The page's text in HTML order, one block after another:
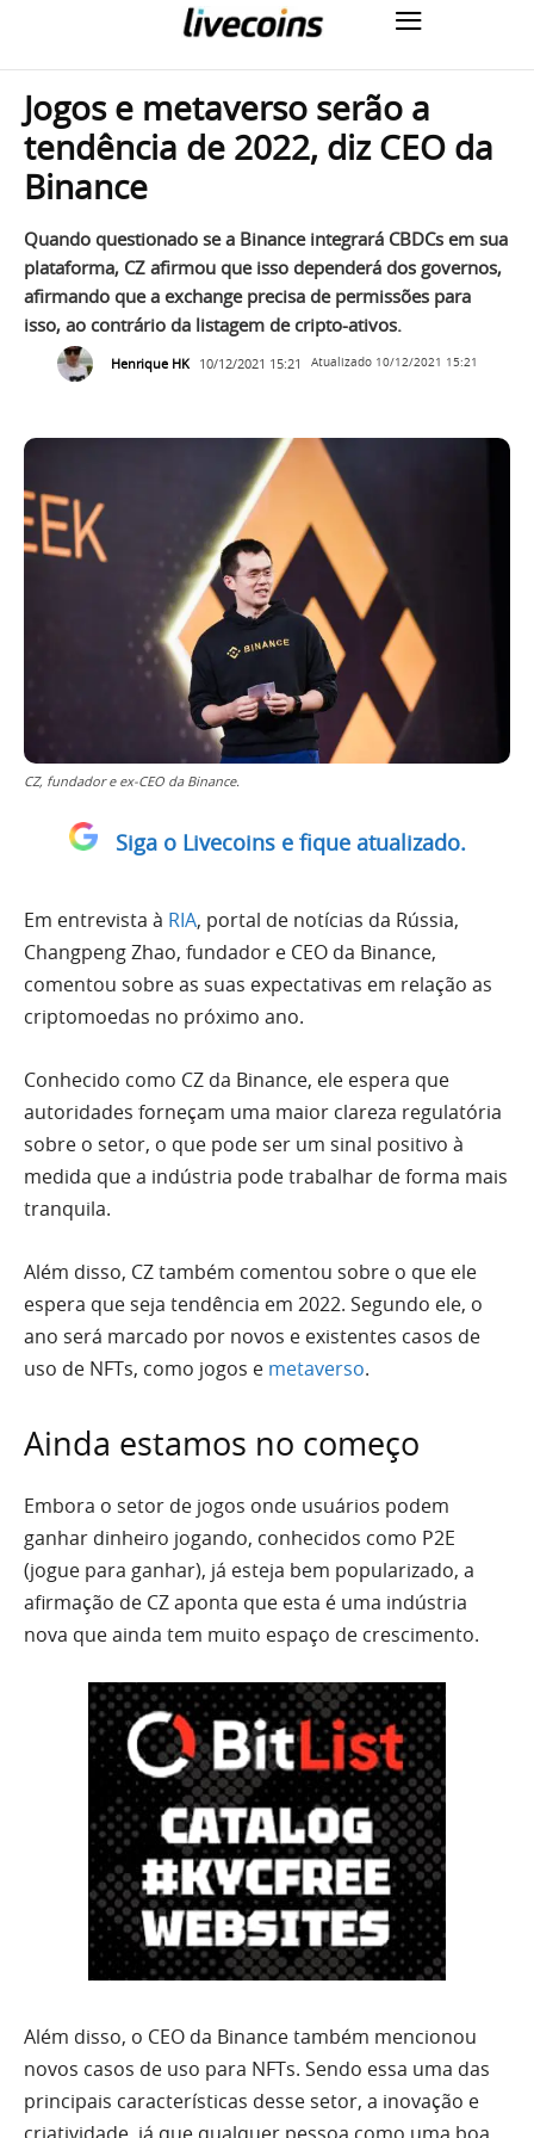
Jogos e metaverso serão a
tendência de 2022, diz CEO da
Binance
Quando questionado se a Binance integrará CBDCs em sua
plataforma, CZ afirmou que isso dependerá dos governos,
afirmando que a exchange precisa de permissões para
isso, ao contrário da listagem de cripto-ativos.
Henrique HK 10/12/2021 15:21 Atualizado 10/12/2021 15:21
CZ, fundador e ex-CEO da Binance.
Siga o Livecoins e fique atualizado.
Em entrevista à RIA, portal de notícias da Rússia,
Changpeng Zhao, fundador e CEO da Binance,
comentou sobre as suas expectativas em relação as
criptomoedas no próximo ano.
Conhecido como CZ da Binance, ele espera que
autoridades forneçam uma maior clareza regulatória
sobre o setor, o que pode ser um sinal positivo à
medida que a indústria pode trabalhar de forma mais
tranquila.
Além disso, CZ também comentou sobre o que ele
espera que seja tendência em 2022. Segundo ele, o
ano será marcado por novos e existentes casos de
uso de NFTs, como jogos e metaverso.
Ainda estamos no começo
Embora o setor de jogos onde usuários podem
ganhar dinheiro jogando, conhecidos como P2E
(jogue para ganhar), já esteja bem popularizado, a
afirmação de CZ aponta que esta é uma indústria
nova que ainda tem muito espaço de crescimento.
Além disso, o CEO da Binance também mencionou
novos casos de uso para NFTs. Sendo essa uma das
principais características desse setor, a inovação e